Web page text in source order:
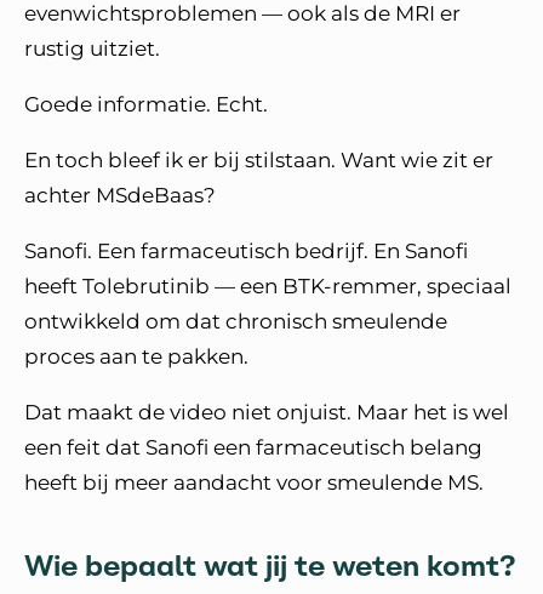
evenwichtsproblemen — ook als de MRI er
rustig uitziet.
Goede informatie. Echt.
En toch bleef ik er bij stilstaan. Want wie zit er
achter MSdeBaas?
Sanofi. Een farmaceutisch bedrijf. En Sanofi
heeft Tolebrutinib — een BTK-remmer, speciaal
ontwikkeld om dat chronisch smeulende
proces aan te pakken.
Dat maakt de video niet onjuist. Maar het is wel
een feit dat Sanofi een farmaceutisch belang
heeft bij meer aandacht voor smeulende MS.
Wie bepaalt wat jij te weten komt?